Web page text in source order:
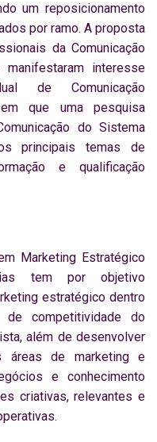
um reposicionamento
por ramo. A proposta
da Comunicação
interesse
de Comunicação
que uma pesquisa
do Sistema
principais temas de
e qualificação
Marketing Estratégico
tem por objetivo
estratégico dentro
de competitividade do
além de desenvolver
áreas de marketing e
e conhecimento
criativas, relevantes e